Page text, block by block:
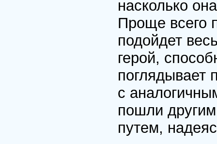
насколько
Проще всего
подойдет
герой,
поглядывает
с
пошли
путем,